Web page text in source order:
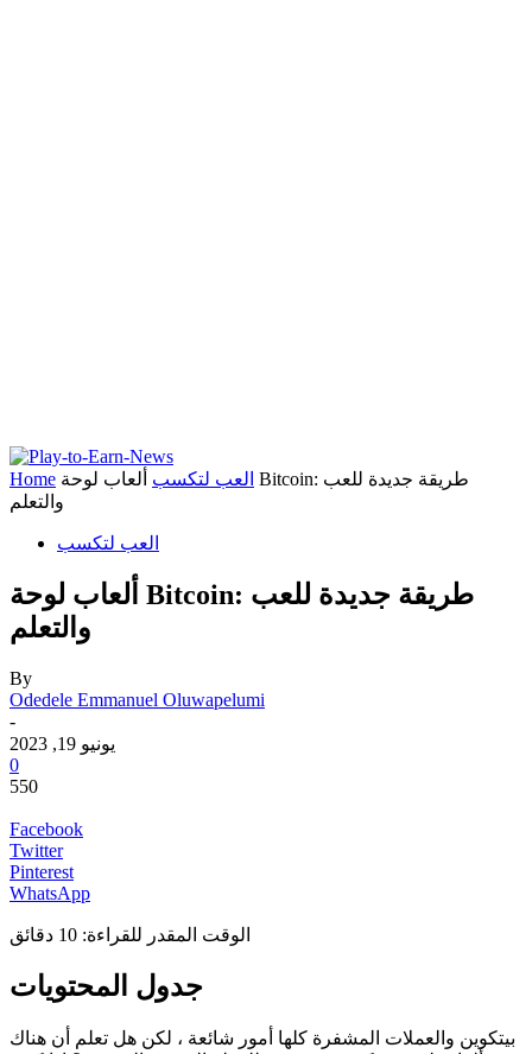
Home العب لتكسب ألعاب لوحة Bitcoin: طريقة جديدة للعب
والتعلم
العب لتكسب
ألعاب لوحة Bitcoin: طريقة جديدة للعب
والتعلم
By
Odedele Emmanuel Oluwapelumi
-
يونيو 19, 2023
0
550
Facebook
Twitter
Pinterest
WhatsApp
الوقت المقدر للقراءة: 10 دقائق
جدول المحتويات
بيتكوين والعملات المشفرة كلها أمور شائعة ، لكن هل تعلم أن هناك